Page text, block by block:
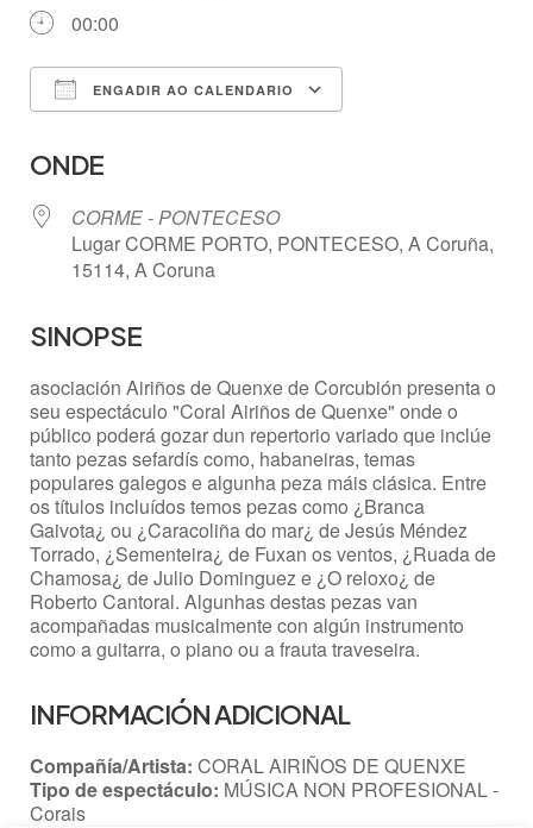
00:00
ENGADIR AO CALENDARIO
ONDE
CORME - PONTECESO
Lugar CORME PORTO, PONTECESO, A Coruña,
15114, A Coruna
SINOPSE
asociación Airiños de Quenxe de Corcubión presenta o
seu espectáculo "Coral Airiños de Quenxe" onde o
público poderá gozar dun repertorio variado que inclúe
tanto pezas sefardís como, habaneiras, temas
populares galegos e algunha peza máis clásica. Entre
os títulos incluídos temos pezas como ¿Branca
Gaivota¿ ou ¿Caracoliña do mar¿ de Jesús Méndez
Torrado, ¿Sementeira¿ de Fuxan os ventos, ¿Ruada de
Chamosa¿ de Julio Dominguez e ¿O reloxo¿ de
Roberto Cantoral. Algunhas destas pezas van
acompañadas musicalmente con algún instrumento
como a guitarra, o piano ou a frauta traveseira.
INFORMACIÓN ADICIONAL
Compañía/Artista: CORAL AIRIÑOS DE QUENXE
Tipo de espectáculo: MÚSICA NON PROFESIONAL -
Corais